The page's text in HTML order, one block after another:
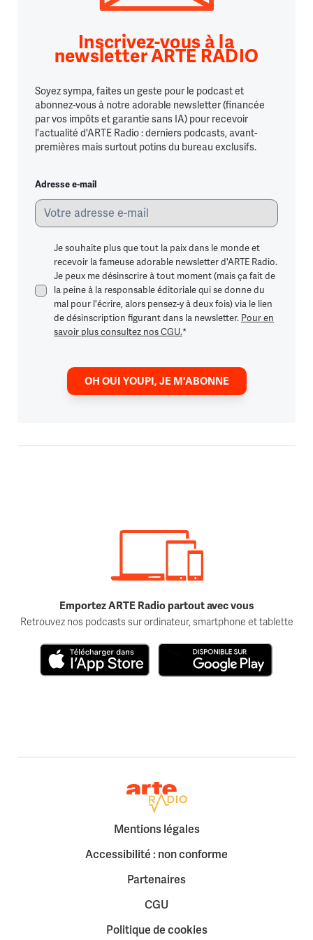
Inscrivez-vous à la
newsletter ARTE RADIO
Soyez sympa, faites un geste pour le podcast et
abonnez-vous à notre adorable newsletter (financée
par vos impôts et garantie sans IA) pour recevoir
l'actualité d'ARTE Radio : derniers podcasts, avant-
premières mais surtout potins du bureau exclusifs.
Adresse e-mail
Je souhaite plus que tout la paix dans le monde et
recevoir la fameuse adorable newsletter d'ARTE Radio.
Je peux me désinscrire à tout moment (mais ça fait de
la peine à la responsable éditoriale qui se donne du
mal pour l'écrire, alors pensez-y à deux fois) via le lien
de désinscription figurant dans la newsletter. Pour en
savoir plus consultez nos CGU.*
OH OUI YOUPI, JE M'ABONNE
Emportez ARTE Radio partout avec vous
Retrouvez nos podcasts sur ordinateur, smartphone et tablette
Retour à la page d'accueil
Mentions légales
Accessibilité : non conforme
Partenaires
CGU
Politique de cookies